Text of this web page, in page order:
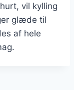
vil kylling
glæde til
af hele